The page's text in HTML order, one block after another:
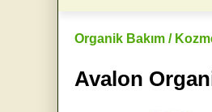
Organik Bakım /
Avalon